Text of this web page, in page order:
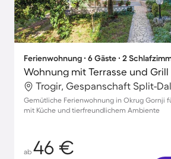
Ferienwohnung ∙ 6 Gäste ∙ 2
Gemütliche Ferienwohnung in Okrug Gornji
mit Küche und tierfreundlichem Ambiente
ab 46 €